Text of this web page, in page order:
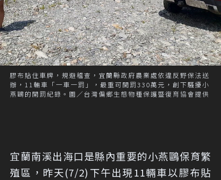
膠布貼住車牌，規避稽查，宜蘭縣政府農業處依違反野保法送
辦，11輛車「一車一罰」，最重可開罰330萬元，創下騷擾小
燕鷗的開罰紀錄。圖／台灣偏鄉生態物種保護暨復育協會提供
宜蘭南溪出海口是縣內重要的小燕鷗保育繁
殖區，昨天(7/2)下午出現11輛車以膠布貼